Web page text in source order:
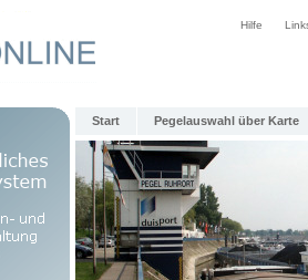
Hilfe
Start Pegelauswahl über Karte